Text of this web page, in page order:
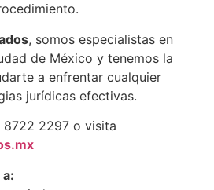
, somos especialistas en
de México y tenemos la
a enfrentar cualquier
jurídicas efectivas.
2297 o visita